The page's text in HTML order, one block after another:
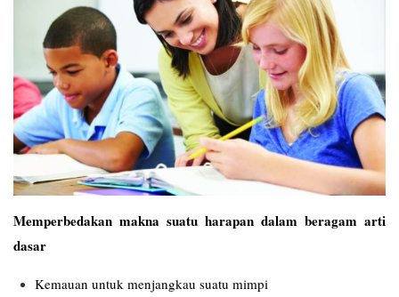
Memperbedakan makna suatu harapan dalam beragam arti
dasar
Kemauan untuk menjangkau suatu mimpi